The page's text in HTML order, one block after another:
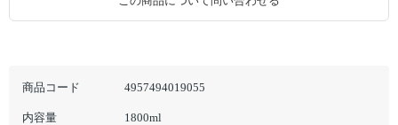
商品コード 4957494019055
内容量 1800ml